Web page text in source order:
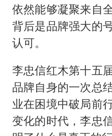
依然能够凝聚来自
背后是品牌强大的
认可。
李忠信红木第十五
品牌自身的一次总
业在困境中破局前
变化的时代，李忠